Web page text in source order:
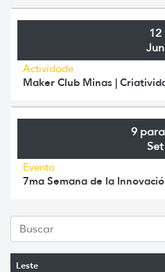
Leste
12
Jun
Actividade
Maker Club Minas |
9
Set
Evento
7ma Semana de la